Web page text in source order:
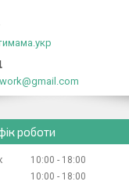
роботи
10:00
18:00
10:00
18:00